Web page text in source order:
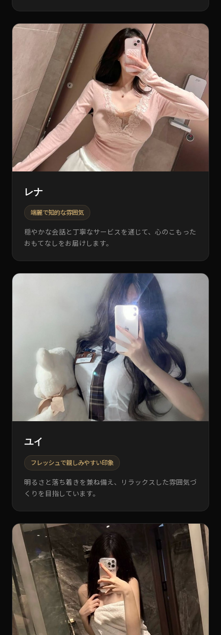
レナ
端麗で知的な雰囲気
穏やかな会話と丁寧なサービスを通じて、心のこもった
おもてなしをお届けします。
ユイ
フレッシュで親しみやすい印象
明るさと落ち着きを兼ね備え、リラックスした雰囲気づ
くりを目指しています。